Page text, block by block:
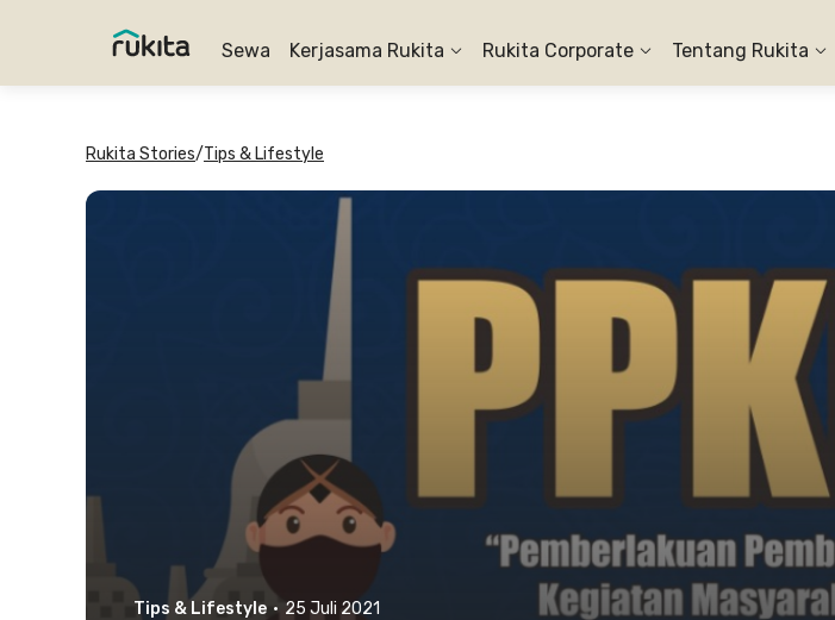
Sewa Kerjasama Rukita Rukita Corporate Tentang Rukita
Rukita Stories/Tips & Lifestyle
Tips & Lifestyle · 25 Juli 2021